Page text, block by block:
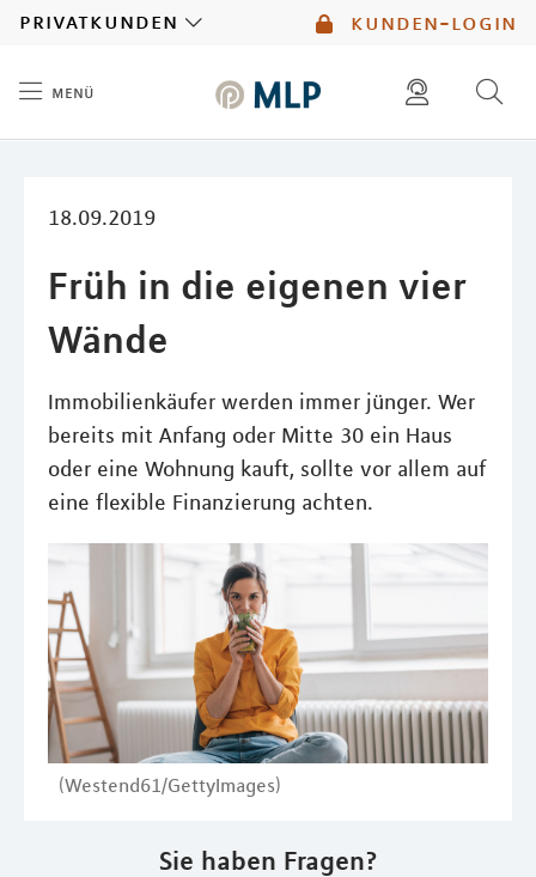
kunden-login
privatkunden
menü
18.09.2019
Früh in die eigenen vier
Wände
Immobilienkäufer werden immer jünger. Wer
bereits mit Anfang oder Mitte 30 ein Haus
oder eine Wohnung kauft, sollte vor allem auf
eine flexible Finanzierung achten.
(Westend61/GettyImages)
Sie haben Fragen?